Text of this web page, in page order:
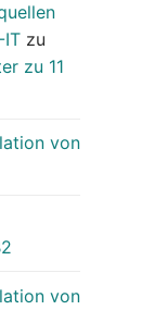
IT zu
zu 11
von
von